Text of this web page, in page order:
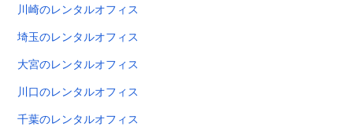
川崎のレンタルオフィス
埼玉のレンタルオフィス
大宮のレンタルオフィス
川口のレンタルオフィス
千葉のレンタルオフィス